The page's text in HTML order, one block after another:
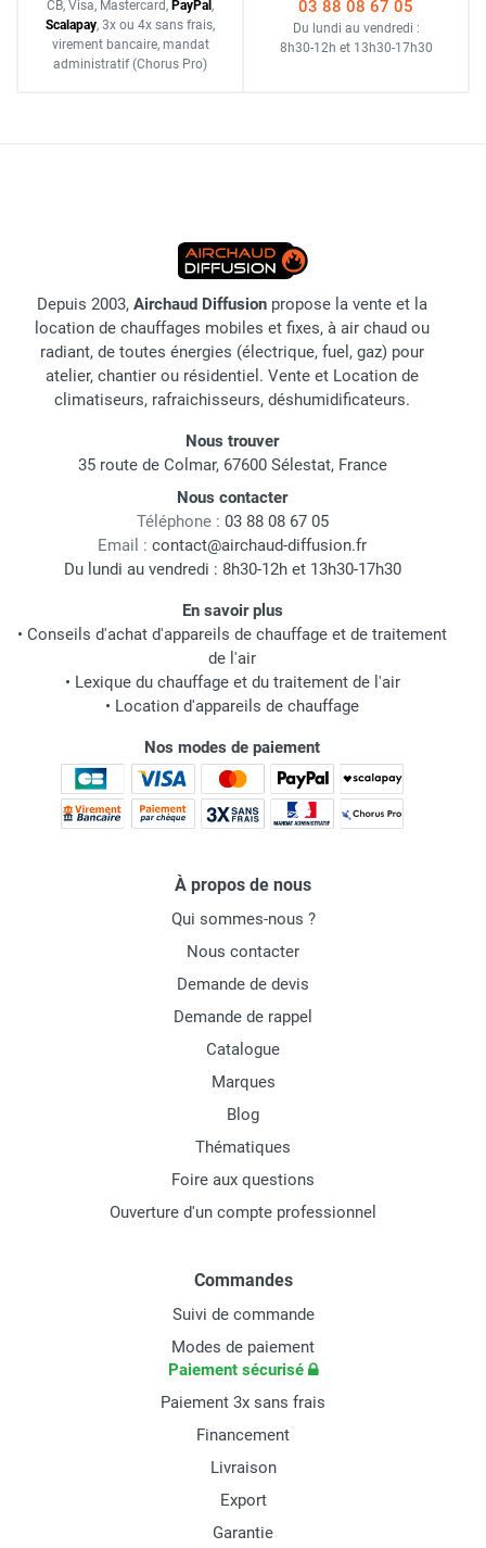
CB, Visa, Mastercard, PayPal ,
Scalapay, 3x ou 4x sans frais,
virement bancaire, mandat
administratif (Chorus Pro)
03 88 08 67 05
Du lundi au vendredi :
8h30-12h et 13h30-17h30
Depuis 2003, Airchaud Diffusion propose la vente et la
location de chauffages mobiles et fixes, à air chaud ou
radiant, de toutes énergies (électrique, fuel, gaz) pour
atelier, chantier ou résidentiel. Vente et Location de
climatiseurs, rafraichisseurs, déshumidificateurs.
Nous trouver
35 route de Colmar, 67600 Sélestat, France
Nous contacter
Téléphone : 03 88 08 67 05
Email : contact@airchaud-diffusion.fr
Du lundi au vendredi : 8h30-12h et 13h30-17h30
En savoir plus
• Conseils d'achat d'appareils de chauffage et de traitement
de l'air
• Lexique du chauffage et du traitement de l'air
• Location d'appareils de chauffage
Nos modes de paiement
À propos de nous
Qui sommes-nous ?
Nous contacter
Demande de devis
Demande de rappel
Catalogue
Marques
Blog
Thématiques
Foire aux questions
Ouverture d'un compte professionnel
Commandes
Suivi de commande
Modes de paiement
Paiement sécurisé
Paiement 3x sans frais
Financement
Livraison
Export
Garantie